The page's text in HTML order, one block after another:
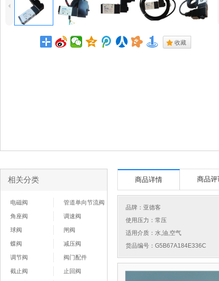
4
. 收藏
相关分类
电磁阀
管道单向节流阀
角座阀
调速阀
球阀
闸阀
蝶阀
减压阀
调节阀
阀门配件
截止阀
止回阀
商品详情 商品评
品牌： 亚德客
使用压力：常压
适用介质：水,油,空气
货品编号：G5B67A184E336C